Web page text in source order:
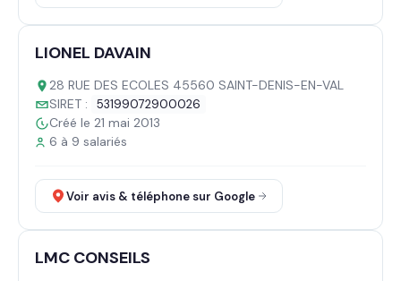
LIONEL DAVAIN
28 RUE DES ECOLES 45560 SAINT-DENIS-EN-VAL
SIRET :
53199072900026
Créé le 21 mai 2013
6 à 9 salariés
Voir avis & téléphone sur Google
LMC CONSEILS